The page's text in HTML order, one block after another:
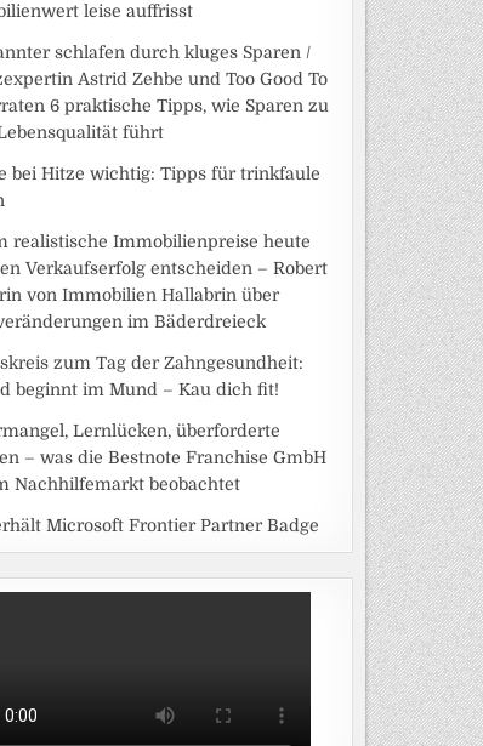
leise auffrisst
schlafen durch kluges Sparen /
Astrid Zehbe und Too Good To
6 praktische Tipps, wie Sparen zu
führt
bei Hitze wichtig: Tipps für trinkfaule
realistische Immobilienpreise heute
Verkaufserfolg entscheiden – Robert
von Immobilien Hallabrin über
im Bäderdreieck
zum Tag der Zahngesundheit:
beginnt im Mund – Kau dich fit!
Lernlücken, überforderte
– was die Bestnote Franchise GmbH
Nachhilfemarkt beobachtet
Microsoft Frontier Partner Badge